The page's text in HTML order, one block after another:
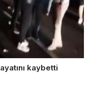
kaybetti